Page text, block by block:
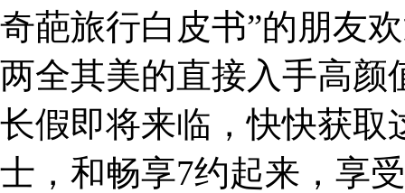
奇葩旅行白皮书”的朋友
两全其美的直接入手高颜
长假即将来临，快快获取
士，和畅享7约起来，享